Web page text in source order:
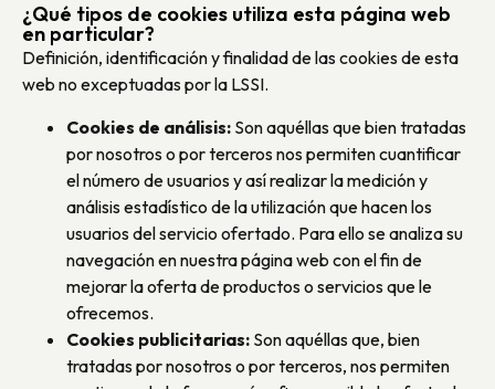
¿Qué tipos de cookies utiliza esta página web
en particular?
Definición, identificación y finalidad de las cookies de esta
web no exceptuadas por la LSSI.
Cookies de análisis: Son aquéllas que bien tratadas
por nosotros o por terceros nos permiten cuantificar
el número de usuarios y así realizar la medición y
análisis estadístico de la utilización que hacen los
usuarios del servicio ofertado. Para ello se analiza su
navegación en nuestra página web con el fin de
mejorar la oferta de productos o servicios que le
ofrecemos.
Cookies publicitarias: Son aquéllas que, bien
tratadas por nosotros o por terceros, nos permiten